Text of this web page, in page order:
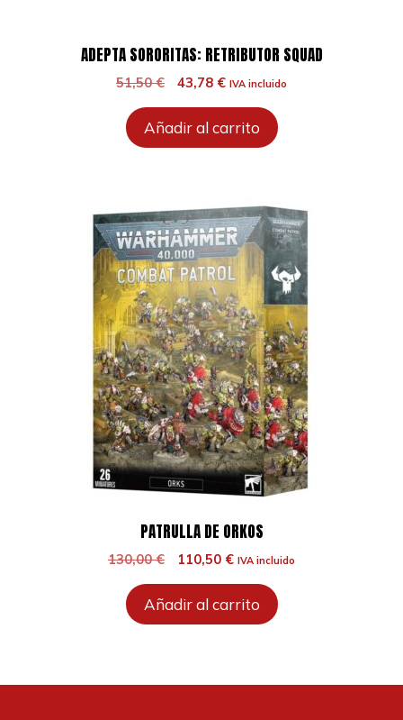
ADEPTA SORORITAS: RETRIBUTOR SQUAD
51,50€
El
original
era:
43,78 €El
actual
es:
IVA incluido
Añadir al carrito
PATRULLA DE ORKOS
130,00€
El
original
era:
110,50 €El
actual
es:
IVA incluido
Añadir al carrito